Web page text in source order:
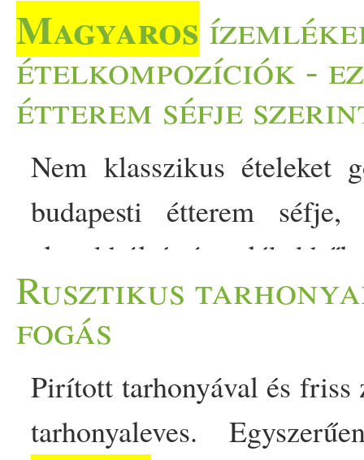
Magyaros
ételkompozíciók -
étterem séfje
Nem klasszikus ételeket
budapesti étterem
alapokból és
kapcsolódni. Maga az
születik, valami
formában nem létezett.
étteremcsalád legfiatalabb
Rusztikus
fogás
Pirított tarhonyával és friss
tarhonyaleves.